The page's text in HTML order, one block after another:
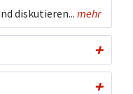
diskutieren... mehr